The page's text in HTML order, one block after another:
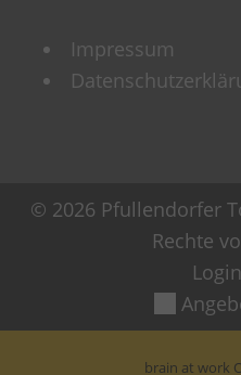
Impressum
© 2026 Pfullendorfer
Rechte
brain at work